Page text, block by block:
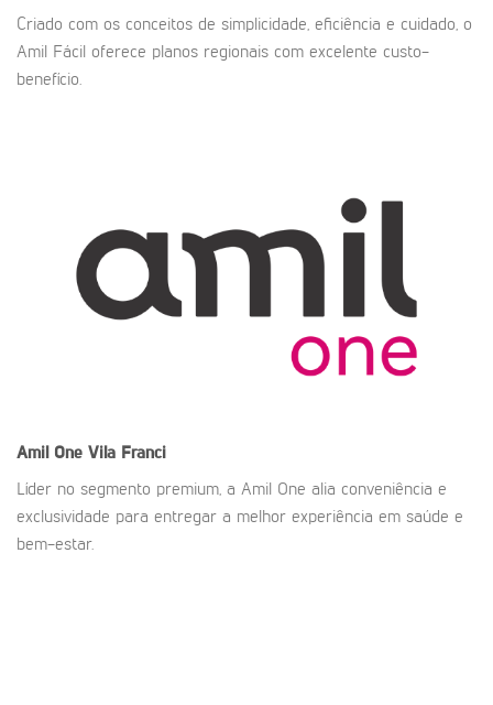
Criado com os conceitos de simplicidade, eficiência e cuidado, o
Amil Fácil oferece planos regionais com excelente custo-
benefício.
Amil One Vila Franci
Líder no segmento premium, a Amil One alia conveniência e
exclusividade para entregar a melhor experiência em saúde e
bem-estar.